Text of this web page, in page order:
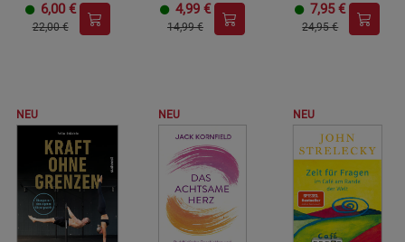
6,00 €
22,00 €
4,99 €
14,99 €
7,95 €
24,95 €
NEU NEU NEU